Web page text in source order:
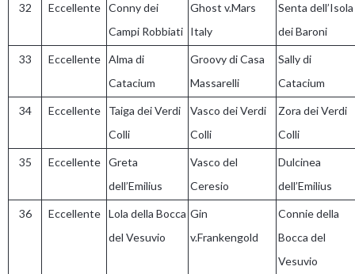
32 Eccellente
Conny dei
Campi Robbiati
Ghost v.Mars
Italy
Senta dell’Isola
dei Baroni
33 Eccellente
Alma di
Catacium
Groovy di Casa
Massarelli
Sally di
Catacium
34 Eccellente
Taiga dei Verdi
Colli
Vasco dei Verdi
Colli
Zora dei Verdi
Colli
35 Eccellente
Greta
dell’Emilius
Vasco del
Ceresio
Dulcinea
dell’Emilius
36 Eccellente
Lola della Bocca
del Vesuvio
Gin
v.Frankengold
Connie della
Bocca del
Vesuvio